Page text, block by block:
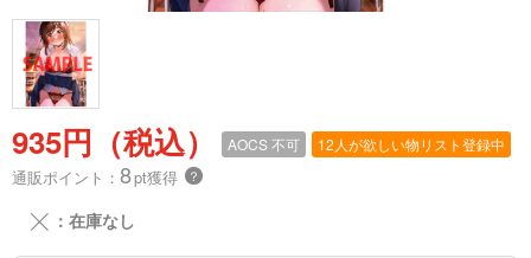
935円（税込） AOCS不可 12人が欲しい物リスト登録中
通販ポイント： 8pt獲得 ？
╳ ：在庫なし